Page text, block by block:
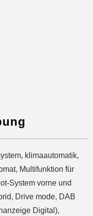
klimaautomatik,
Multifunktion für
System vorne und
Drive mode, DAB
Digital),